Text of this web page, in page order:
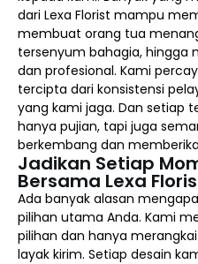
dari Lexa Florist mampu
membuat orang tua
tersenyum bahagia, hingga
dan profesional. Kami
tercipta dari konsistensi
yang kami jaga. Dan setiap
hanya pujian, tapi juga
berkembang dan
Jadikan Setiap
Bersama Lexa
Ada banyak alasan
pilihan utama Anda. Kami
pilihan dan hanya
layak kirim. Setiap desain